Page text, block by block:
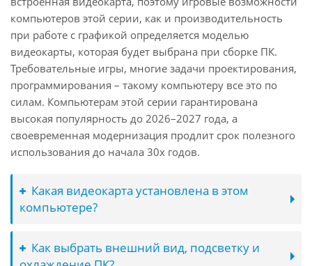
компьютеров этой серии, как и производительность
при работе с графикой определяется моделью
видеокарты, которая будет выбрана при сборке ПК.
Требовательные игры, многие задачи проектирования,
программирования – такому компьютеру все это по
силам. Компьютерам этой серии гарантирована
высокая популярность до 2026–2027 года, а
своевременная модернизация продлит срок полезного
использования до начала 30х годов.
Какая видеокарта установлена в этом
компьютере?
Как выбрать внешний вид, подсветку и